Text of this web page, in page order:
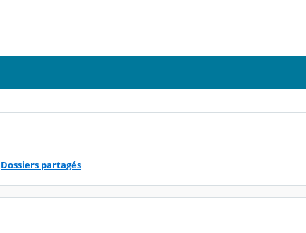
Dossiers partagés